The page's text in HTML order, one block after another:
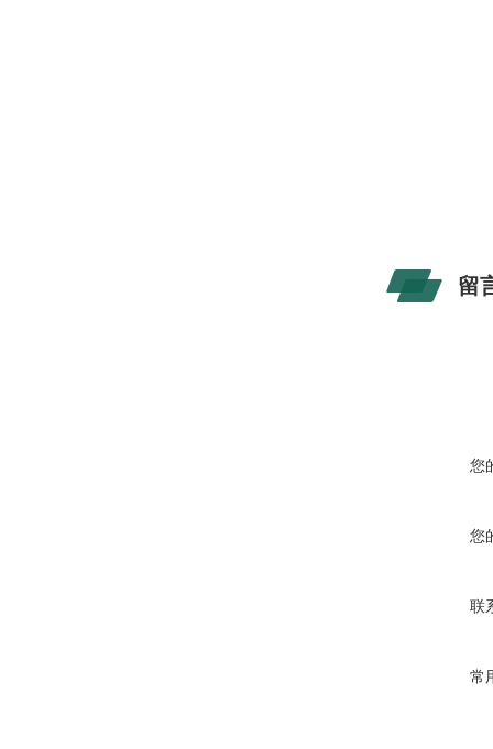
留
您
您
联
常